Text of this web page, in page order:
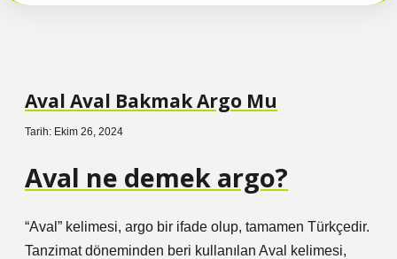
Aval Aval Bakmak Argo Mu
Tarih: Ekim 26, 2024
Aval ne demek argo?
“Aval” kelimesi, argo bir ifade olup, tamamen Türkçedir.
Tanzimat döneminden beri kullanılan Aval kelimesi,